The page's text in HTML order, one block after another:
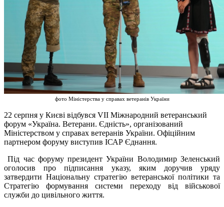
фото Міністерства у справах ветеранів України
22 серпня у Києві відбувся VІІ Міжнародний ветеранський
форум «Україна. Ветерани. Єдність», організований
Міністерством у справах ветеранів України. Офіційним
партнером форуму виступив ІСАР Єднання.
Під час форуму президент України Володимир Зеленський
оголосив про підписання указу, яким доручив уряду
затвердити Національну стратегію ветеранської політики та
Стратегію формування системи переходу від військової
служби до цивільного життя.